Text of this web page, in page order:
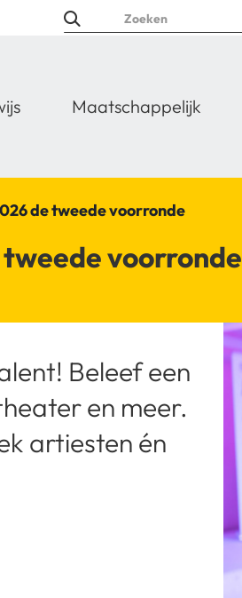
Maatschappelijk
de tweede voorronde
voorronde
Beleef een
en meer.
artiesten én